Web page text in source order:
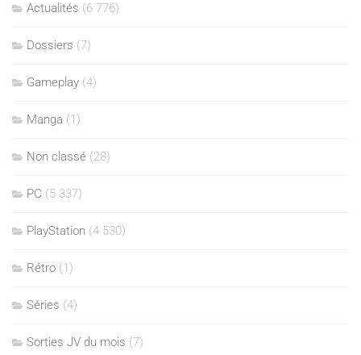
Actualités (6 776)
Dossiers (7)
Gameplay (4)
Manga (1)
Non classé (28)
PC (5 337)
PlayStation (4 530)
Rétro (1)
Séries (4)
Sorties JV du mois (7)